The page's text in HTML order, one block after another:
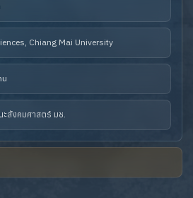
Chiang Mai University
สังคมศาสตร์ มช.